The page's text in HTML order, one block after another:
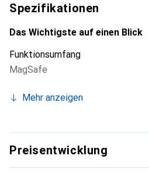
Spezifikationen
Das Wichtigste auf einen Blick
Funktionsumfang
MagSafe
Mehr anzeigen
Preisentwicklung